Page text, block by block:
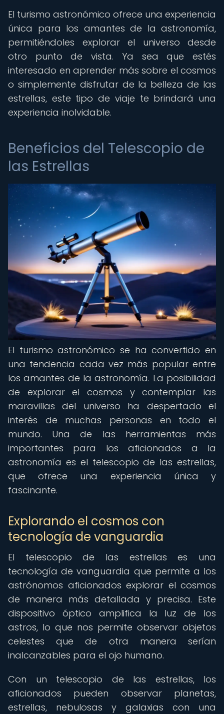
El turismo astronómico ofrece una experiencia
única para los amantes de la astronomía,
permitiéndoles explorar el universo desde
otro punto de vista. Ya sea que estés
interesado en aprender más sobre el cosmos
o simplemente disfrutar de la belleza de las
estrellas, este tipo de viaje te brindará una
experiencia inolvidable.
Beneficios del Telescopio de
las Estrellas
El turismo astronómico se ha convertido en
una tendencia cada vez más popular entre
los amantes de la astronomía. La posibilidad
de explorar el cosmos y contemplar las
maravillas del universo ha despertado el
interés de muchas personas en todo el
mundo. Una de las herramientas más
importantes para los aficionados a la
astronomía es el telescopio de las estrellas,
que ofrece una experiencia única y
fascinante.
Explorando el cosmos con
tecnología de vanguardia
El telescopio de las estrellas es una
tecnología de vanguardia que permite a los
astrónomos aficionados explorar el cosmos
de manera más detallada y precisa. Este
dispositivo óptico amplifica la luz de los
astros, lo que nos permite observar objetos
celestes que de otra manera serían
inalcanzables para el ojo humano.
Con un telescopio de las estrellas, los
aficionados pueden observar planetas,
estrellas, nebulosas y galaxias con una